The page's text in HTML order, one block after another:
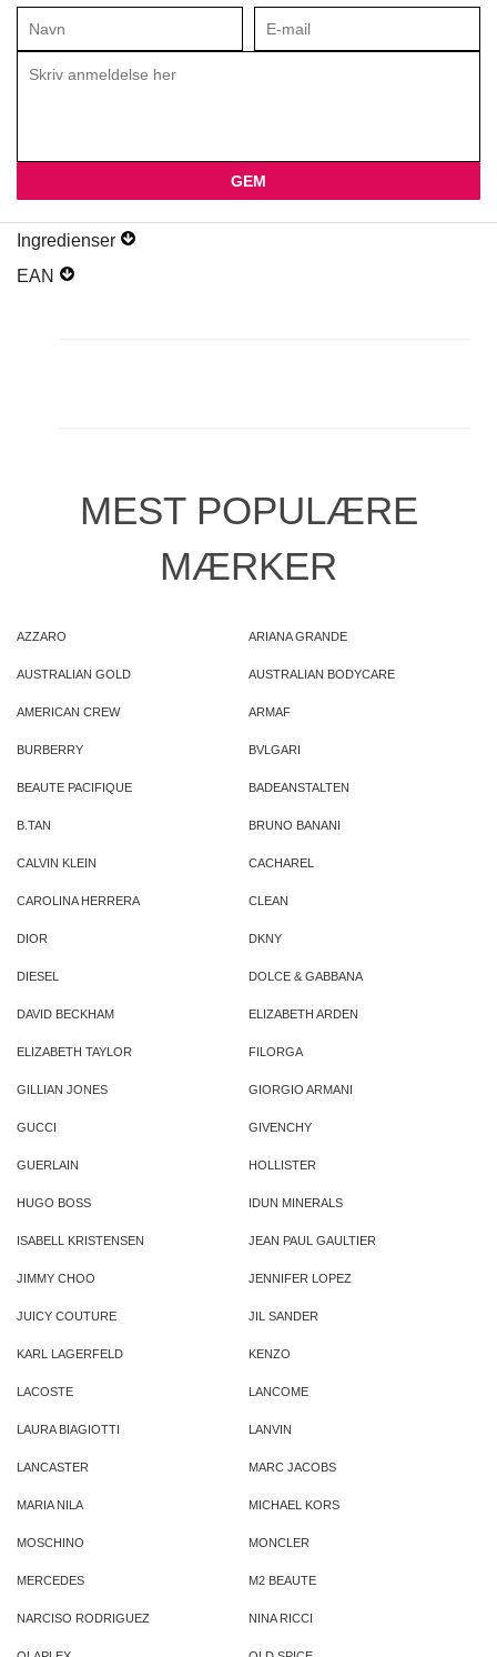
Ingredienser
EAN
MEST POPULÆRE
MÆRKER
AZZARO ARIANA GRANDE
AUSTRALIAN GOLD AUSTRALIAN BODYCARE
AMERICAN CREW ARMAF
BURBERRY BVLGARI
BEAUTE PACIFIQUE BADEANSTALTEN
B.TAN BRUNO BANANI
CALVIN KLEIN CACHAREL
CAROLINA HERRERA CLEAN
DIOR DKNY
DIESEL DOLCE & GABBANA
DAVID BECKHAM ELIZABETH ARDEN
ELIZABETH TAYLOR FILORGA
GILLIAN JONES GIORGIO ARMANI
GUCCI GIVENCHY
GUERLAIN HOLLISTER
HUGO BOSS IDUN MINERALS
ISABELL KRISTENSEN JEAN PAUL GAULTIER
JIMMY CHOO JENNIFER LOPEZ
JUICY COUTURE JIL SANDER
KARL LAGERFELD KENZO
LACOSTE LANCOME
LAURA BIAGIOTTI LANVIN
LANCASTER MARC JACOBS
MARIA NILA MICHAEL KORS
MOSCHINO MONCLER
MERCEDES M2 BEAUTE
NARCISO RODRIGUEZ NINA RICCI